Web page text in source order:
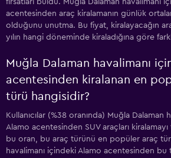
fırsatları buldu. Muğla Dalaman havalimanı
acentesinden araç kiralamanın günlük
olduğunu unutma. Bu fiyat, kiralayacağın
yılın hangi döneminde kiraladığına göre
Muğla Dalaman havalimanı
acentesinden kiralanan en
türü hangisidir?
Kullanıcılar (%38 oranında) Muğla Dalaman
Alamo acentesinden SUV araçları
bu oran, bu araç türünü en popüler araç
havalimanı içindeki Alamo acentesinden bu